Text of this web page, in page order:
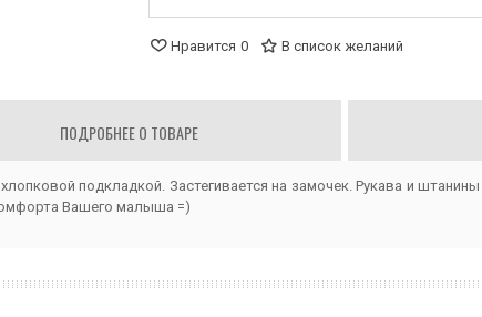
Нравится 0 В список желаний
ПОДРОБНЕЕ О ТОВАРЕ
подкладкой. Застегивается на замочек. Рукава и
Вашего малыша =)